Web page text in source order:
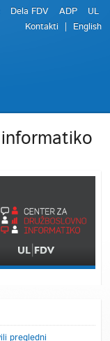
Dela FDV ADP
UL
Kontakti
English
pregledni